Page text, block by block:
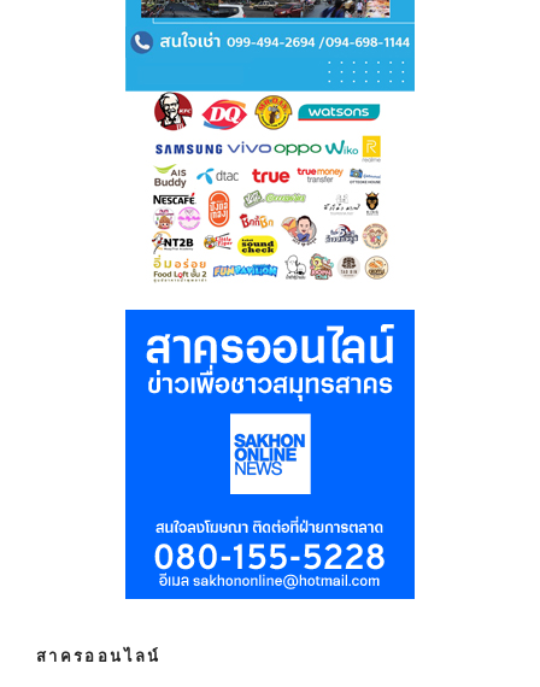
สาครออนไลน์